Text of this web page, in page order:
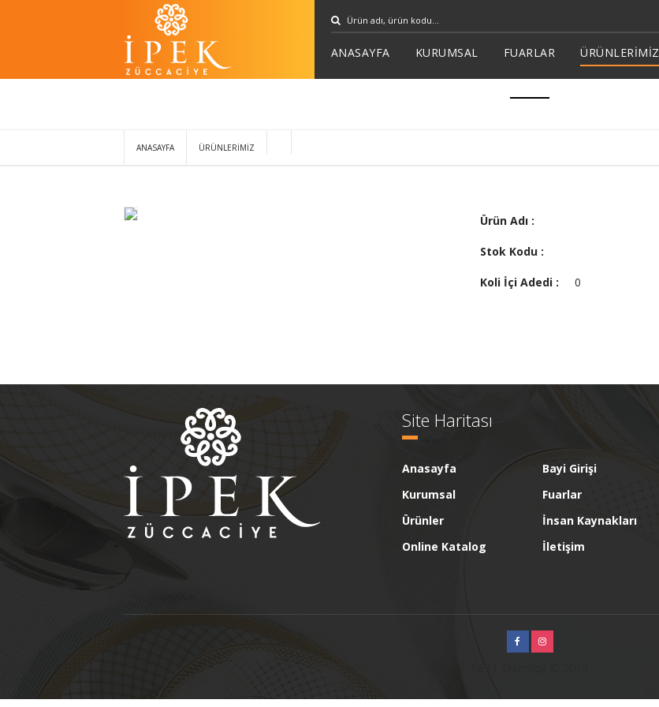
ANASAYFA KURUMSAL FUARLAR ÜRÜNLERİMİZ
ANASAYFA ÜRÜNLERİMİZ
Ürün Adı :
Stok Kodu :
Koli İçi Adedi : 0
Site Haritası
Anasayfa
Bayi Girişi
Kurumsal
Fuarlar
Ürünler
İnsan Kaynakları
Online Katalog
İletişim